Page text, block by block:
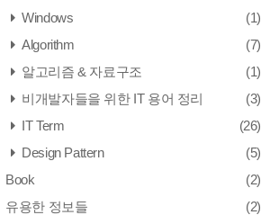
Windows
(1)
Algorithm
(7)
알고리즘 & 자료구조
(1)
비개발자들을 위한 IT 용어 정리
(3)
IT Term
(26)
Design Pattern
(5)
Book
(2)
유용한 정보들
(2)